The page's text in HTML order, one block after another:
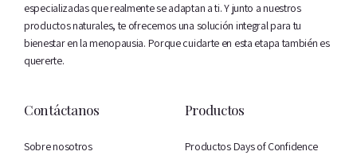
especializadas que realmente se adaptan a ti. Y junto a nuestros
productos naturales, te ofrecemos una solución integral para tu
bienestar en la menopausia. Porque cuidarte en esta etapa también es
quererte.
Contáctanos
Sobre nosotros
Productos
Productos Days of Confidence